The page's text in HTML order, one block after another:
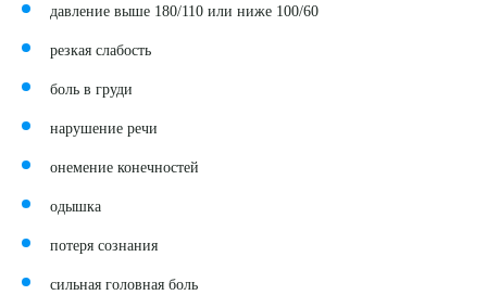
давление выше 180/110 или ниже 100/60
резкая слабость
боль в груди
нарушение речи
онемение конечностей
одышка
потеря сознания
сильная головная боль